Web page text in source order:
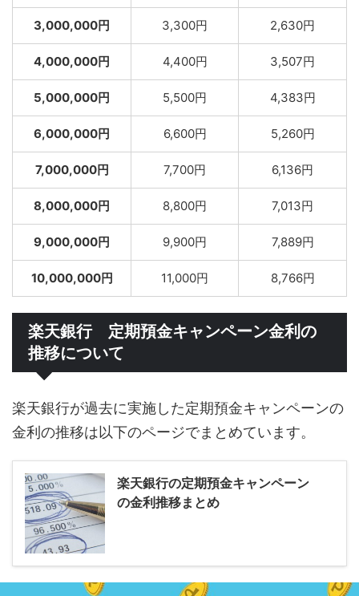
3,000,000円 3,300円 2,630円
4,000,000円 4,400円 3,507円
5,000,000円 5,500円 4,383円
6,000,000円 6,600円 5,260円
7,000,000円 7,700円 6,136円
8,000,000円 8,800円 7,013円
9,000,000円 9,900円 7,889円
10,000,000円 11,000円 8,766円
楽天銀行 定期預金キャンペーン金利の
推移について
楽天銀行が過去に実施した定期預金キャンペーンの
金利の推移は以下のページでまとめています。
楽天銀行の定期預金キャンペーン
の金利推移まとめ